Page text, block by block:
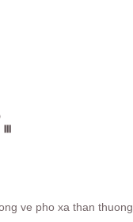
ve pho xa than thuong